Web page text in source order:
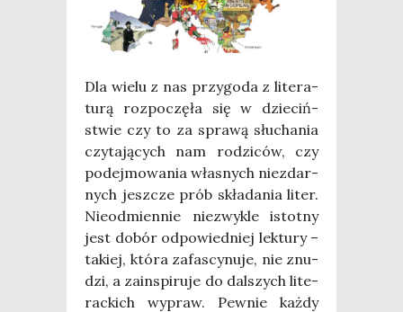
Dla wie­lu z nas przy­go­da z lite­ra­
tu­rą roz­po­czę­ła się w dzie­ciń­
stwie czy to za spra­wą słu­cha­nia
czy­ta­ją­cych nam rodzi­ców, czy
podej­mo­wa­nia wła­snych nie­zdar­
nych jesz­cze prób skła­da­nia liter.
Nie­odmien­nie nie­zwy­kle istot­ny
jest dobór odpo­wied­niej lek­tu­ry –
takiej, któ­ra zafa­scy­nu­je, nie znu­
dzi, a zain­spi­ru­je do dal­szych lite­
rac­kich wypraw. Pew­nie każ­dy